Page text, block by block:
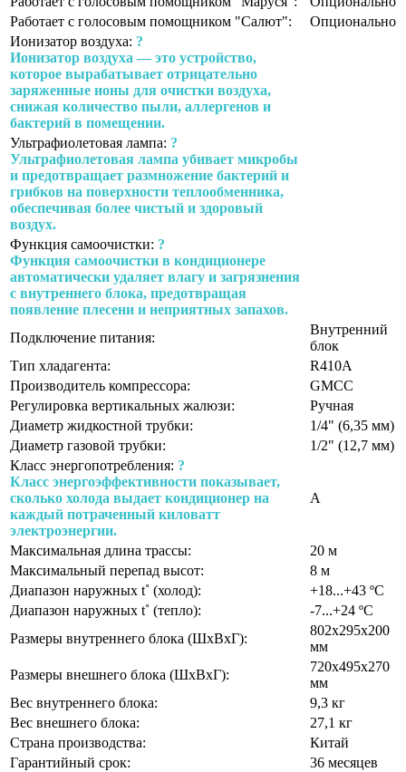
Работает с голосовым помощником "Салют":
Опционально
Ионизатор воздуха: ?
Ионизатор воздуха — это устройство,
которое вырабатывает отрицательно
заряженные ионы для очистки воздуха,
снижая количество пыли, аллергенов и
бактерий в помещении.
Ультрафиолетовая лампа: ?
Ультрафиолетовая лампа убивает микробы
и предотвращает размножение бактерий и
грибков на поверхности теплообменника,
обеспечивая более чистый и здоровый
воздух.
Функция самоочистки: ?
Функция самоочистки в кондиционере
автоматически удаляет влагу и загрязнения
с внутреннего блока, предотвращая
появление плесени и неприятных запахов.
Подключение питания:
Внутренний
блок
Тип хладагента:
R410A
Производитель компрессора:
GMCC
Регулировка вертикальных жалюзи:
Ручная
Диаметр жидкостной трубки:
1/4" (6,35 мм)
Диаметр газовой трубки:
1/2" (12,7 мм)
Класс энергопотребления: ?
Класс энергоэффективности показывает,
сколько холода выдает кондиционер на
каждый потраченный киловатт
электроэнергии.
A
Максимальная длина трассы:
20 м
Максимальный перепад высот:
8 м
Диапазон наружных t˚ (холод):
+18...+43 ºС
Диапазон наружных t˚ (тепло):
-7...+24 ºС
Размеры внутреннего блока (ШхВхГ):
802х295х200
мм
Размеры внешнего блока (ШхВхГ):
720x495x270
мм
Вес внутреннего блока:
9,3 кг
Вес внешнего блока:
27,1 кг
Страна производства:
Китай
Гарантийный срок:
36 месяцев